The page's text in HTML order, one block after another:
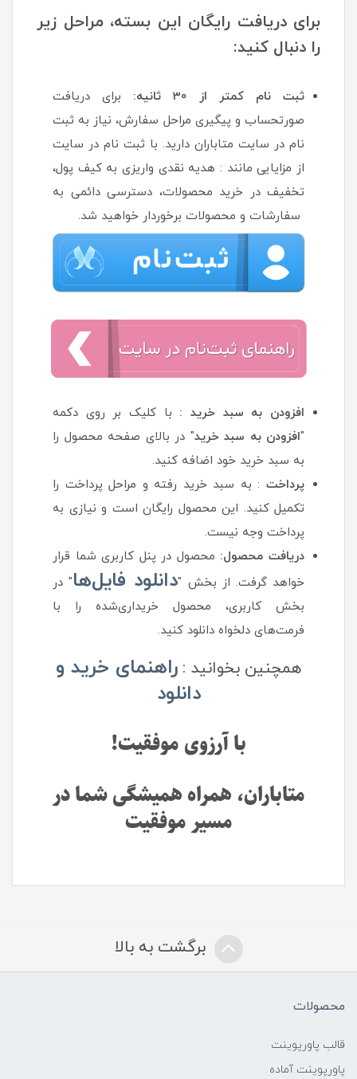
برای دریافت رایگان این بسته، مراحل زیر
را دنبال کنید:
ثبت نام کمتر از 30 ثانیه:
برای دریافت
صورتحساب و پیگیری مراحل سفارش، نیاز به ثبت
نام در سایت متاباران دارید. با ثبت نام در سایت
از مزایایی مانند : هدیه نقدی واریزی به کیف پول،
تخفیف در خرید محصولات، دسترسی دائمی به
سفارشات و محصولات برخوردار خواهید شد.
افزودن به سبد خرید : با کلیک بر روی دکمه
"افزودن به سبد خرید" در بالای صفحه محصول را
به سبد خرید خود اضافه کنید.
پرداخت : به سبد خرید رفته و مراحل پرداخت را
تکمیل کنید. این محصول رایگان است و نیازی به
پرداخت وجه نیست.
دریافت محصول: محصول در پنل کاربری شما قرار
خواهد گرفت. از بخش "دانلود فایل‌ها" در
بخش کاربری، محصول خریداری‌شده را با
فرمت‌های دلخواه دانلود کنید.
همچنین بخوانید : راهنمای خرید و
دانلود
با آرزوی موفقیت!
متاباران، همراه همیشگی شما در
مسیر موفقیت
برگشت به بالا
محصولات
قالب پاورپوینت
پاورپوینت آماده